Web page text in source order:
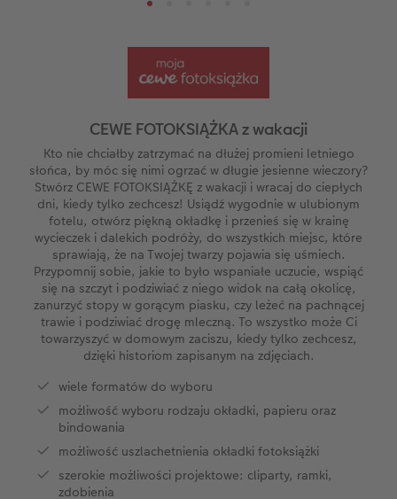
Kwadratowa XL
XXL pionowa
XXL pozioma
Format Kids
Fotoksiążka ślubna
Fotoksiążka urodzinowa
Fotoksiążka z podróży
Na roczek dziecka
Fotoksiążka kucharska
Zdjęcie w ramce
Zdjęcia kreatywne
Zdjęcia do dokumentów
Fotozestawy
Usługi analogowe
Pudełko ze zdjęciami
Fotonaklejki
Paski ze zdjęciami
Zdjęcia eko
Fotokartki
Etui ze zdjęciem
Dla miłośników zwierząt
Artykuły szkolne
Fotoobraz na płycie Alu-Dibond
Fotoobraz wieloczęściowy
hexxas
Gallery Print
Fotoobraz na piance ze zdjęciem retro XXL
Tablica powitalna
Dodatki do fotoobrazów
Dodatki do fotoplakatów
Kalendarz dla babci i dziadka
Kalendarz dla niej
Kalendarz dla niego
Kalendarz dla brata
Kalendarz dla dziadka
Kalendarz dla rodziny
Terminarz urodzinowy
Terminarz dla dwojga
Terminarz kuchenny
Biuro obsługi klienta CEWE
Urodziny
Wyprawka szkolna
Cytaty
Konkursy fotograficzne CEWE
Konkurs CEWE Photo Award 2027
CEWE FOTOKSIĄŻKA z wakacji
Kto nie chciałby zatrzymać na dłużej promieni letniego
słońca, by móc się nimi ogrzać w długie jesienne wieczory?
Stwórz CEWE FOTOKSIĄŻKĘ z wakacji i wracaj do ciepłych
dni, kiedy tylko zechcesz! Usiądź wygodnie w ulubionym
fotelu, otwórz piękną okładkę i przenieś się w krainę
wycieczek i dalekich podróży, do wszystkich miejsc, które
sprawiają, że na Twojej twarzy pojawia się uśmiech.
Przypomnij sobie, jakie to było wspaniałe uczucie, wspiąć
się na szczyt i podziwiać z niego widok na całą okolicę,
zanurzyć stopy w gorącym piasku, czy leżeć na pachnącej
trawie i podziwiać drogę mleczną. To wszystko może Ci
towarzyszyć w domowym zaciszu, kiedy tylko zechcesz,
dzięki historiom zapisanym na zdjęciach.
wiele formatów do wyboru
możliwość wyboru rodzaju okładki, papieru oraz
bindowania
możliwość uszlachetnienia okładki fotoksiążki
szerokie możliwości projektowe: cliparty, ramki,
zdobienia